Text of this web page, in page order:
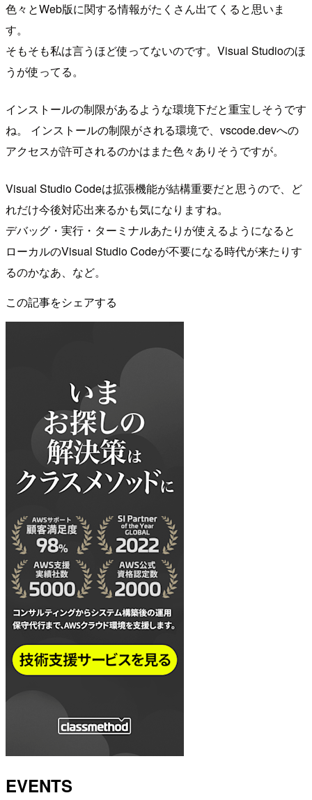
色々とWeb版に関する情報がたくさん出てくると思いま
す。
そもそも私は言うほど使ってないのです。Visual Studioのほ
うが使ってる。
インストールの制限があるような環境下だと重宝しそうです
ね。 インストールの制限がされる環境で、vscode.devへの
アクセスが許可されるのかはまた色々ありそうですが。
Visual Studio Codeは拡張機能が結構重要だと思うので、ど
れだけ今後対応出来るかも気になりますね。
デバッグ・実行・ターミナルあたりが使えるようになると
ローカルのVisual Studio Codeが不要になる時代が来たりす
るのかなあ、など。
この記事をシェアする
EVENTS